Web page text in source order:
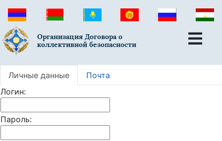
Организация Договора о
коллективной безопасности
Личные данные
Почта
Логин:
Пароль: